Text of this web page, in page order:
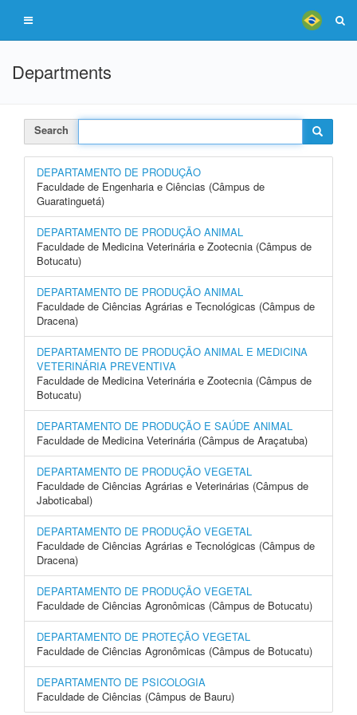
Departments
Search
DEPARTAMENTO DE PRODUÇÃO
Faculdade de Engenharia e Ciências (Câmpus de
Guaratinguetá)
DEPARTAMENTO DE PRODUÇÃO ANIMAL
Faculdade de Medicina Veterinária e Zootecnia (Câmpus de
Botucatu)
DEPARTAMENTO DE PRODUÇÃO ANIMAL
Faculdade de Ciências Agrárias e Tecnológicas (Câmpus de
Dracena)
DEPARTAMENTO DE PRODUÇÃO ANIMAL E MEDICINA
VETERINÁRIA PREVENTIVA
Faculdade de Medicina Veterinária e Zootecnia (Câmpus de
Botucatu)
DEPARTAMENTO DE PRODUÇÃO E SAÚDE ANIMAL
Faculdade de Medicina Veterinária (Câmpus de Araçatuba)
DEPARTAMENTO DE PRODUÇÃO VEGETAL
Faculdade de Ciências Agrárias e Veterinárias (Câmpus de
Jaboticabal)
DEPARTAMENTO DE PRODUÇÃO VEGETAL
Faculdade de Ciências Agrárias e Tecnológicas (Câmpus de
Dracena)
DEPARTAMENTO DE PRODUÇÃO VEGETAL
Faculdade de Ciências Agronômicas (Câmpus de Botucatu)
DEPARTAMENTO DE PROTEÇÃO VEGETAL
Faculdade de Ciências Agronômicas (Câmpus de Botucatu)
DEPARTAMENTO DE PSICOLOGIA
Faculdade de Ciências (Câmpus de Bauru)